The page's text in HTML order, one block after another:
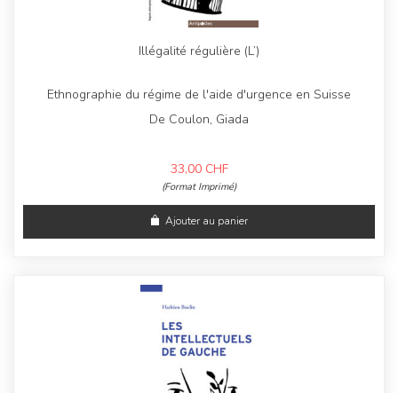
Illégalité régulière (L’)
Ethnographie du régime de l'aide d'urgence en Suisse
De Coulon, Giada
33,00 CHF
(Format Imprimé)
Ajouter au panier